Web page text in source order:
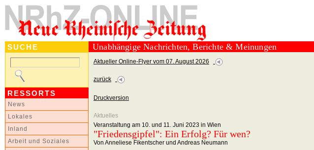
SUCHE
RESSORTS
News
Lokales
Inland
Arbeit und Soziales
Unabhängige Nachrichten, Berichte & Meinungen
Aktueller Online-Flyer vom 07. August 2026
zurück
Druckversion
Aktuelles
Veranstaltung am 10. und 11. Juni 2023 in Wien
"Friedensgipfel": Ein Erfolg? Für wen?
Von Anneliese Fikentscher und Andreas Neumann